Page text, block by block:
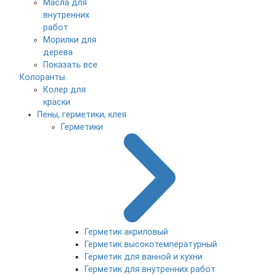
Масла для
внутренних
работ
Морилки для
дерева
Показать все
Колоранты
Колер для
краски
Пены, герметики, клея
Герметики
Герметик акриловый
Герметик высокотемпературный
Герметик для ванной и кухни
Герметик для внутренних работ